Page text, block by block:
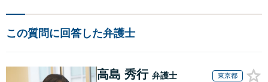
この質問に回答した弁護士
高島 秀行 弁護士 東京都